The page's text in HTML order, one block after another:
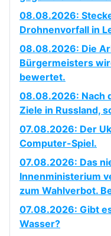
08.08.2026:
Drohnenvorfall in
08.08.2026: Die
Bürgermeisters
bewertet.
08.08.2026: Nach
Ziele in Russland,
07.08.2026: Der
Computer-Spiel.
07.08.2026: Das
Innenministerium
zum Wahlverbot.
07.08.2026: Gibt
Wasser?